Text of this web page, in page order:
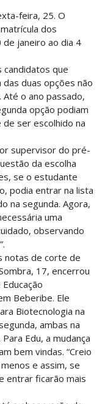
feira, 25. O
dos
janeiro ao dia 4
candidatos que
duas opções não
o ano passado,
opção podiam
ser escolhido na
supervisor do pré-
da escolha
se o estudante
podia entrar na lista
na segunda. Agora,
uma
observando
notas de corte de
17, encerrou
Beberibe. Ele
Biotecnologia na
ambas na
Edu, a mudança
bem vindas. “Creio
e assim, se
entrar ficarão mais